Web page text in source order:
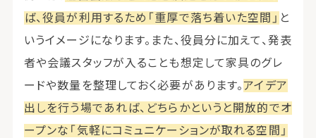
ば、役員が利用するため「重厚で落ち着いた空間」 と
いうイメージになります。また、役員分に加えて、発表
者や会議スタッフが入ることも想定して家具のグレ
ードや数量を整理しておく必要があります。アイデア
出しを行う場であれば、どちらかというと開放的でオ
ープンな「気軽にコミュニケーションが取れる空間」